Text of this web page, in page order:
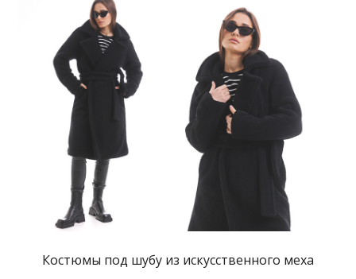
Костюмы под шубу из искусственного меха